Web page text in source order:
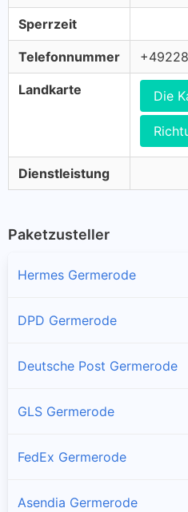
Sperrzeit
Telefonnummer
Landkarte Die
Dienstleistung
Paketzusteller
Hermes Germerode
DPD Germerode
Deutsche Post Germerode
GLS Germerode
FedEx Germerode
Asendia Germerode